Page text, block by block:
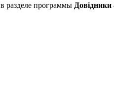
в разделе программы